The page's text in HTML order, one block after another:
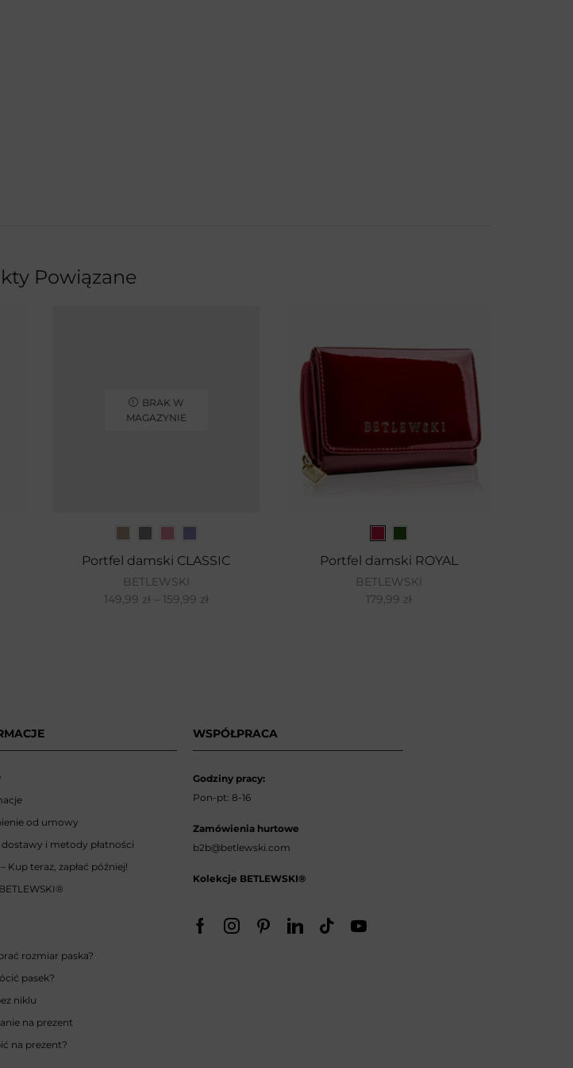
Powiązane
BRAK W
MAGAZYNIE
Portfel damski CLASSIC
BETLEWSKI
149,99 zł 159,99 zł
Portfel damski ROYAL
BETLEWSKI
179,99 zł
od umowy
i metody płatności
Kup teraz, zapłać później!
®
rozmiar paska?
pasek?
niklu
na prezent
na prezent?
WSPÓŁPRACA
Godziny pracy:
Pon-pt: 8-16
Zamówienia hurtowe
b2b@betlewski.com
Kolekcje BETLEWSKI®